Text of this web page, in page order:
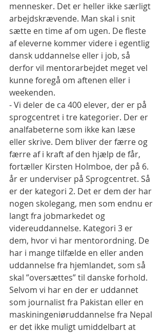
mennesker. Det er heller ikke særligt
arbejdskrævende. Man skal i snit
sætte en time af om ugen. De fleste
af eleverne kommer videre i egentlig
dansk uddannelse eller i job, så
derfor vil mentorarbejdet meget vel
kunne foregå om aftenen eller i
weekenden.
- Vi deler de ca 400 elever, der er på
sprogcentret i tre kategorier. Der er
analfabeterne som ikke kan læse
eller skrive. Dem bliver der færre og
færre af i kraft af den hjælp de får,
fortæller Kirsten Holmboe, der på 6.
år er underviser på Sprogcentret. Så
er der kategori 2. Det er dem der har
nogen skolegang, men som endnu er
langt fra jobmarkedet og
videreuddannelse. Kategori 3 er
dem, hvor vi har mentorordning. De
har i mange tilfælde en eller anden
uddannelse fra hjemlandet, som så
skal ”oversættes” til danske forhold.
Selvom vi har en der er uddannet
som journalist fra Pakistan eller en
maskiningeniøruddannelse fra Nepal
er det ikke muligt umiddelbart at